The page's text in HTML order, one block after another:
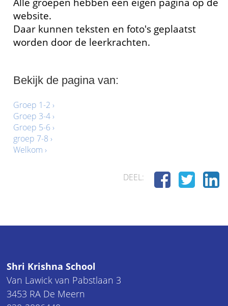
website.
Daar kunnen teksten en foto's geplaatst
worden door de leerkrachten.
Bekijk de pagina van:
Groep 1-2 ›
Groep 3-4 ›
Groep 5-6 ›
groep 7-8 ›
Welkom ›
DEEL:
Shri Krishna School
Van Lawick van Pabstlaan 3
3453 RA De Meern